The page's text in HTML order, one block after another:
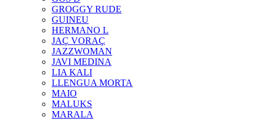
GROGGY RUDE
GUINEU
HERMANO L
JAÇ VORAÇ
JAZZWOMAN
JAVI MEDINA
LIA KALI
LLENGUA MORTA
MAIO
MALUKS
MARALA